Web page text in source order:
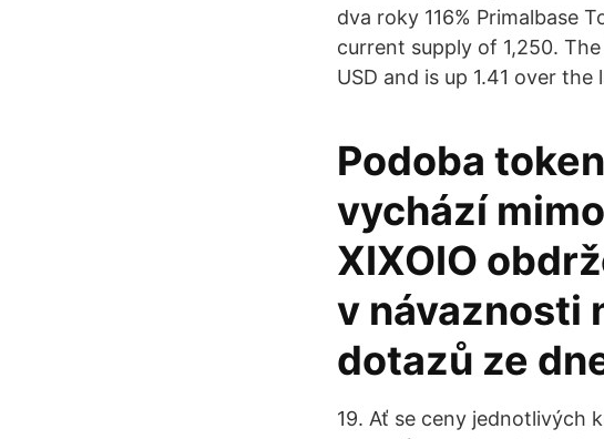
dva roky 116% Primalbase
current supply of 1,250.
USD and is up 1.41 over the
Podoba
vychází
XIXOIO
v návaznosti
dotazů ze
19. Ať se ceny jednotlivých